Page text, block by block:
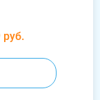
руб.